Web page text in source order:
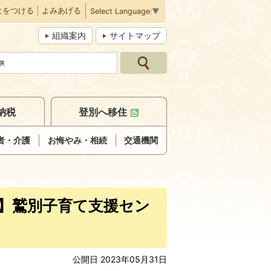
をつける よみあげる Select Language ▼
組織案内 サイトマップ
・介護 お悔やみ・相続 交通機関
税 登別へ移住
鷲別子育て支援セン
公開日 2023年05月31日